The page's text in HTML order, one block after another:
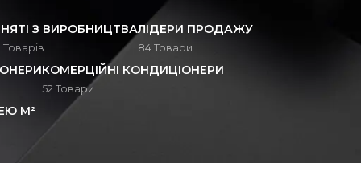
З ВИРОБНИЦТВА
Товарів
ЛІДЕРИ ПРОДАЖУ
84 Товари
КОМЕРЦІЙНІ КОНДИЦІОНЕРИ
52 Товари
М²